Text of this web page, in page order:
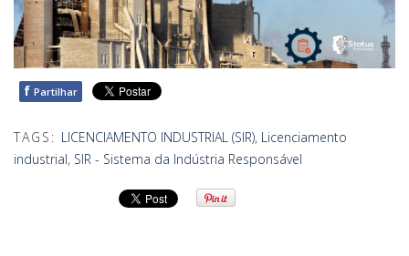
f Partilhar
TAGS: LICENCIAMENTO INDUSTRIAL (SIR), Licenciamento
industrial, SIR - Sistema da Indústria Responsável